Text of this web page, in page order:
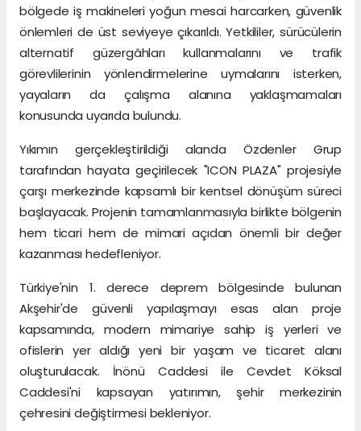
bölgede iş makineleri yoğun mesai harcarken, güvenlik
önlemleri de üst seviyeye çıkarıldı. Yetkililer, sürücülerin
alternatif güzergâhları kullanmalarını ve trafik
görevlilerinin yönlendirmelerine uymalarını isterken,
yayaların da çalışma alanına yaklaşmamaları
konusunda uyarıda bulundu.
Yıkımın gerçekleştirildiği alanda Özdenler Grup
tarafından hayata geçirilecek "ICON PLAZA" projesiyle
çarşı merkezinde kapsamlı bir kentsel dönüşüm süreci
başlayacak. Projenin tamamlanmasıyla birlikte bölgenin
hem ticari hem de mimari açıdan önemli bir değer
kazanması hedefleniyor.
Türkiye'nin 1. derece deprem bölgesinde bulunan
Akşehir'de güvenli yapılaşmayı esas alan proje
kapsamında, modern mimariye sahip iş yerleri ve
ofislerin yer aldığı yeni bir yaşam ve ticaret alanı
oluşturulacak. İnönü Caddesi ile Cevdet Köksal
Caddesi'ni kapsayan yatırımın, şehir merkezinin
çehresini değiştirmesi bekleniyor.